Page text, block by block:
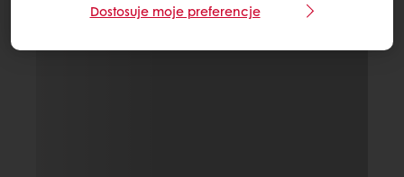
Dostosuje moje preferencje